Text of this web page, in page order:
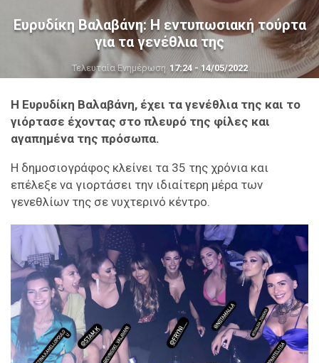
Ευρυδίκη Βαλαβάνη: Η εντυπωσιακή τούρτα
για τα γενέθλια της
Τελευταία Ενημέρωση 17:24 - 14/05/2022
Η Ευρυδίκη Βαλαβάνη, έχει τα γενέθλια της και το
γιόρτασε έχοντας στο πλευρό της φίλες και
αγαπημένα της πρόσωπα.
Η δημοσιογράφος κλείνει τα 35 της χρόνια και
επέλεξε να γιορτάσει την ιδιαίτερη μέρα των
γενεθλίων της σε νυχτερινό κέντρο.